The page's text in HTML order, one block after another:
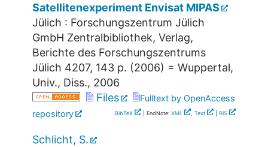
Satellitenexperiment Envisat MIPAS
Jülich : Forschungszentrum Jülich
GmbH Zentralbibliothek, Verlag,
Berichte des Forschungszentrums
Jülich 4207, 143 p. (2006) = Wuppertal,
Univ., Diss., 2006
Files
Fulltext by OpenAccess
repository
BibTeX | EndNote: XML , Text RIS
Schlicht, S.